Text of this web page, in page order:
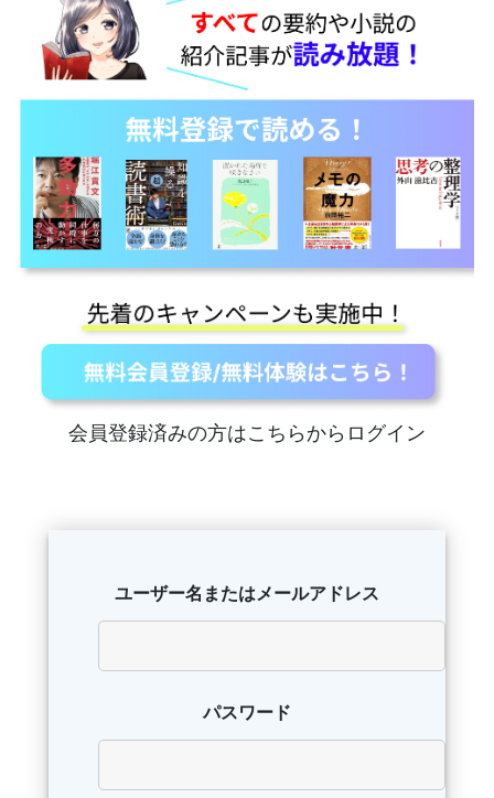
会員登録済みの方はこちらからログイン
ユーザー名またはメールアドレス
パスワード